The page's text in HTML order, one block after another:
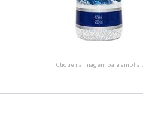
Clique na imagem para ampliar.